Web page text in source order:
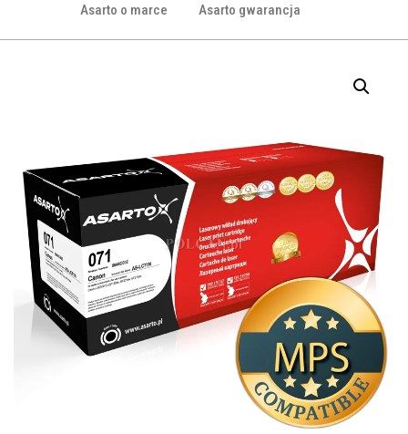
Asarto o marce Asarto gwarancja